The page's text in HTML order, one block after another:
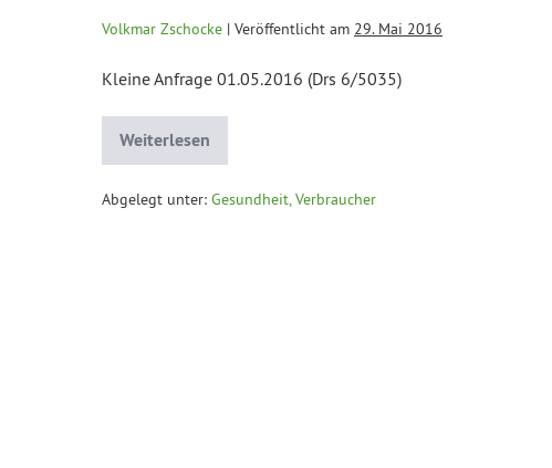
Volkmar Zschocke | Veröffentlicht am 29. Mai 2016
Kleine Anfrage 01.05.2016 (Drs 6/5035)
Weiterlesen
Abgelegt unter: Gesundheit, Verbraucher